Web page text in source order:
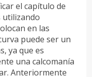
el capítulo de
utilizando
en las
puede ser un
ya que es
una calcomanía
Anteriormente